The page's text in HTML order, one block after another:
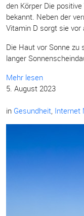
den Körper Die
bekannt. Neben der
Vitamin D sorgt sie
Die Haut vor Sonne zu
langer
Mehr lesen
5. August 2023
in Gesundheit, Internet